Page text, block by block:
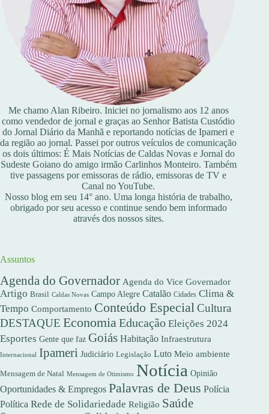
Me chamo Alan Ribeiro. Iniciei no jornalismo aos 12 anos
como vendedor de jornal e graças ao Senhor Batista Custódio
do Jornal Diário da Manhã e reportando notícias de Ipameri e
da região ao jornal. Passei por outros veículos de comunicação
os dois últimos: É Mais Notícias de Caldas Novas e Jornal do
Sudeste Goiano do amigo irmão Carlinhos Monteiro. Também
tive passagens por emissoras de rádio, emissoras de TV e
Canal no YouTube.
Nosso blog em seu 14° ano. Uma longa história de trabalho,
obrigado por seu acesso e continue sendo bem informado
através dos nossos sites.
Assuntos
Agenda do Governador Agenda do Vice Governador
Artigo Brasil Caldas Novas Campo Alegre Catalão Cidades Clima &
Tempo Comportamento Conteúdo EspecialCultura
DESTAQUE EconomiaEducação Eleições 2024
Esportes Gente que faz Goiás Habitação Infraestrutura
Internacional Ipameri Judiciário Legislação Luto Meio ambiente
Mensagem de Natal Mensagem de Otimismo Notícia Opinião
Oportunidades & Empregos Palavras de Deus Polícia
Política Rede de Solidariedade Religião Saúde